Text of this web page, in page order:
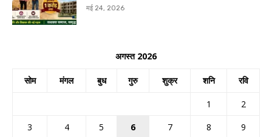
मई 24, 2026
अगस्त 2026
सोम मंगल बुध गुरु शुक्र शनि रवि
1
2
3
4 5 6 7 8
9